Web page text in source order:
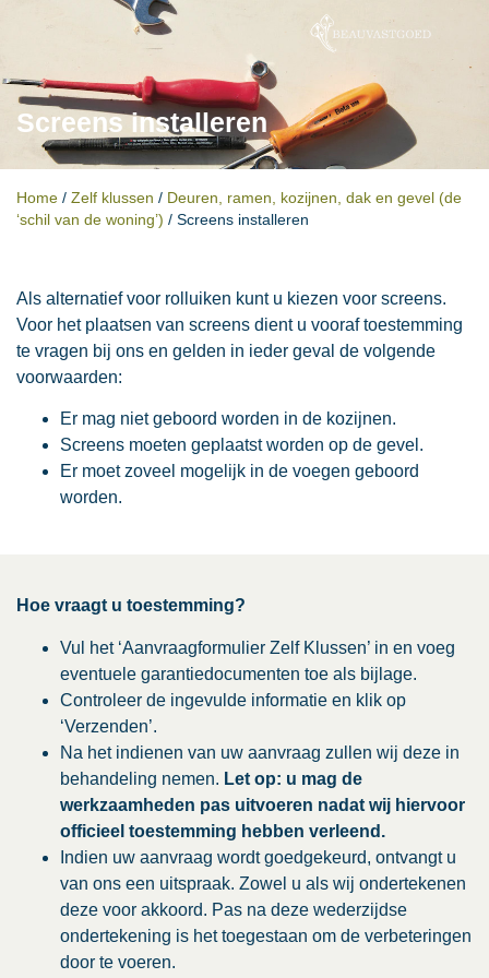
Screens installeren
Home / Zelf klussen / Deuren, ramen, kozijnen, dak en gevel (de
‘schil van de woning’) / Screens installeren
Als alternatief voor rolluiken kunt u kiezen voor screens.
Voor het plaatsen van screens dient u vooraf toestemming
te vragen bij ons en gelden in ieder geval de volgende
voorwaarden:
Er mag niet geboord worden in de kozijnen.
Screens moeten geplaatst worden op de gevel.
Er moet zoveel mogelijk in de voegen geboord
worden.
Hoe vraagt u toestemming?
Vul het ‘Aanvraagformulier Zelf Klussen’ in en voeg
eventuele garantiedocumenten toe als bijlage.
Controleer de ingevulde informatie en klik op
‘Verzenden’.
Na het indienen van uw aanvraag zullen wij deze in
behandeling nemen. Let op: u mag de
werkzaamheden pas uitvoeren nadat wij hiervoor
officieel toestemming hebben verleend.
Indien uw aanvraag wordt goedgekeurd, ontvangt u
van ons een uitspraak. Zowel u als wij ondertekenen
deze voor akkoord. Pas na deze wederzijdse
ondertekening is het toegestaan om de verbeteringen
door te voeren.